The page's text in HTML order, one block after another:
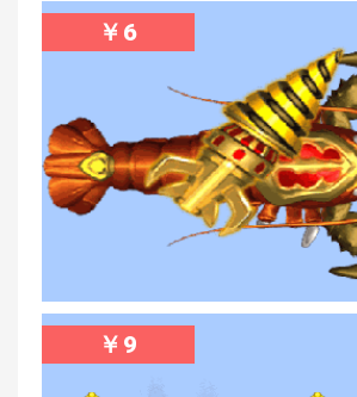
￥ 6
￥ 9